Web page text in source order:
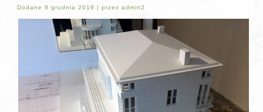
Dodane 9 grudnia 2019 |przez admin2